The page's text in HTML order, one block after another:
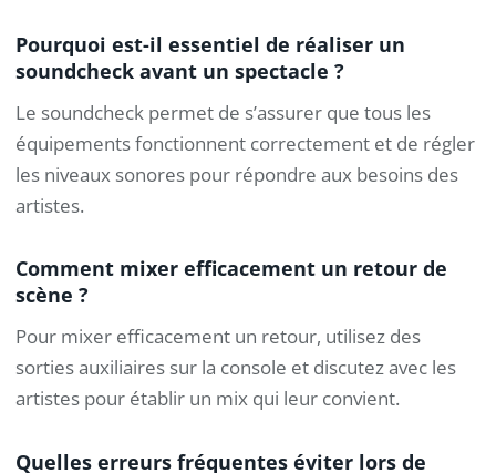
Pourquoi est-il essentiel de réaliser un
soundcheck avant un spectacle ?
Le soundcheck permet de s’assurer que tous les
équipements fonctionnent correctement et de régler
les niveaux sonores pour répondre aux besoins des
artistes.
Comment mixer efficacement un retour de
scène ?
Pour mixer efficacement un retour, utilisez des
sorties auxiliaires sur la console et discutez avec les
artistes pour établir un mix qui leur convient.
Quelles erreurs fréquentes éviter lors de